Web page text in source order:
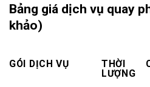
Bảng giá dịch vụ quay
khảo)
GÓI DỊCH VỤ
THỜI
LƯỢNG